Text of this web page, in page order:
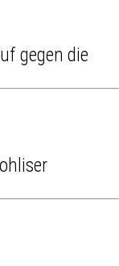
gegen die